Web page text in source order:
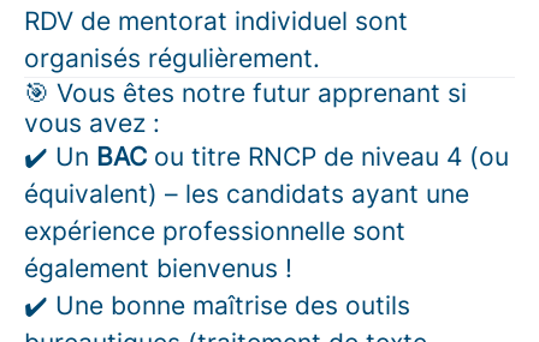
RDV de mentorat individuel sont
organisés régulièrement.
🎯 Vous êtes notre futur apprenant si
vous avez :
✔️ Un BAC ou titre RNCP de niveau 4 (ou
équivalent) – les candidats ayant une
expérience professionnelle sont
également bienvenus !
✔️ Une bonne maîtrise des outils